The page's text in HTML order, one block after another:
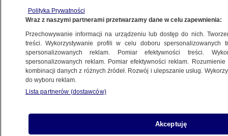
szansę na tytuł najlepszego budynku
świata
8.10.2016, 11:31
Udostępnij
Polityka Prywatności
Wraz z naszymi partnerami przetwarzamy dane w celu zapewnienia:
Przechowywanie informacji na urządzeniu lub dostęp do nich.
treści. Wykorzystywanie profili w celu doboru spersonalizowanych
spersonalizowanych reklam. Pomiar efektywności treści.
spersonalizowanych reklam. Pomiar efektywności reklam.
kombinacji danych z różnych źródeł. Rozwój i ulepszanie usług.
do wyboru reklam.
Lista partnerów (dostawców)
Akceptuję